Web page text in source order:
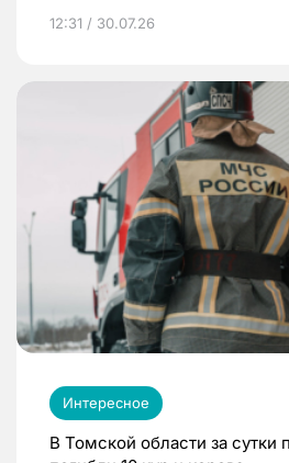
12:31 / 30.07.26
Интересное
В Томской области за сутки